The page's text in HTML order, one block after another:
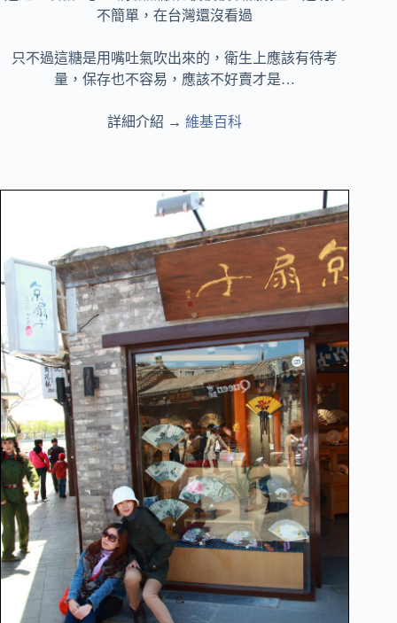
不簡單，在台灣還沒看過
只不過這糖是用嘴吐氣吹出來的，衛生上應該有待考
量，保存也不容易，應該不好賣才是…
詳細介紹 →維基百科